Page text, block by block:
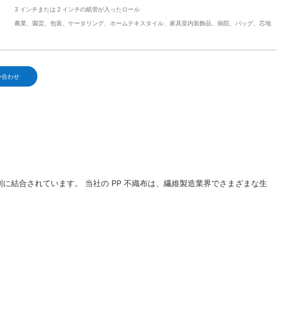
3 インチまたは 2 インチの紙管が入ったロール
農業、園芸、包装、ケータリング、ホームテキスタイル、家具室内装飾品、病院、バッグ、芯地
合わせ
結合されています。 当社の PP 不織布は、繊維製造業界でさまざまな生